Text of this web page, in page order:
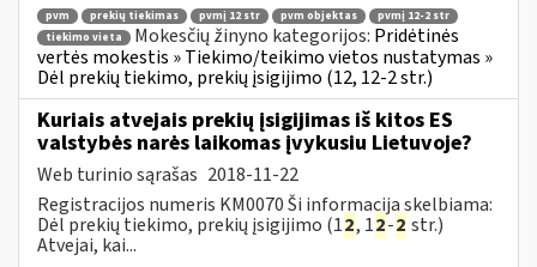
pvm prekių tiekimas pvmį 12 str pvm objektas
pvmį 12-2 str
tiekimo vieta
Mokesčių žinyno kategorijos: Pridėtinės
vertės mokestis » Tiekimo/teikimo vietos nustatymas »
Dėl prekių tiekimo, prekių įsigijimo (12, 12-2 str.)
Kuriais atvejais prekių įsigijimas iš kitos ES
valstybės narės laikomas įvykusiu Lietuvoje?
Web turinio sąrašas 2018-11-22
Registracijos numeris KM0070 Ši informacija skelbiama:
Dėl prekių tiekimo, prekių įsigijimo (12, 12-2 str.)
Atvejai, kai...